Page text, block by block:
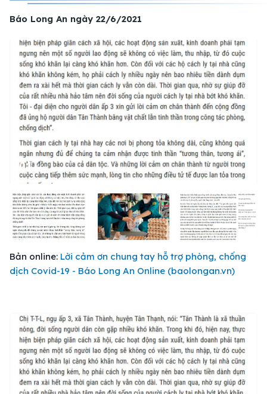
Báo Long An ngày 22/6/2021
01/06
Bản online: Lời cảm ơn chung tay hỗ trợ phòng, chống
dịch Covid-19 - Báo Long An Online (baolongan.vn)